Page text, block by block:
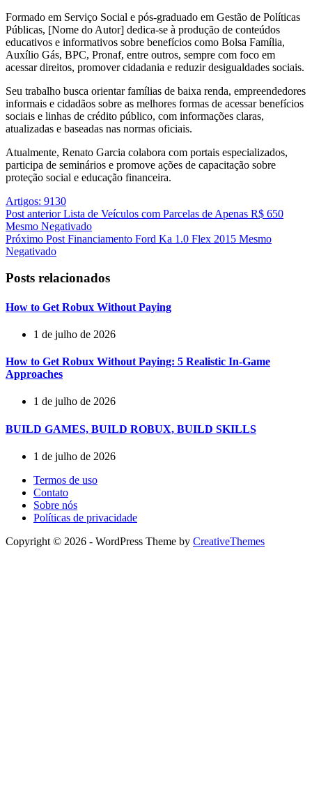
Formado em Serviço Social e pós-graduado em Gestão de Políticas
Públicas, [Nome do Autor] dedica-se à produção de conteúdos
educativos e informativos sobre benefícios como Bolsa Família,
Auxílio Gás, BPC, Pronaf, entre outros, sempre com foco em
acessar direitos, promover cidadania e reduzir desigualdades sociais.
Seu trabalho busca orientar famílias de baixa renda, empreendedores
informais e cidadãos sobre as melhores formas de acessar benefícios
sociais e linhas de crédito público, com informações claras,
atualizadas e baseadas nas normas oficiais.
Atualmente, Renato Garcia colabora com portais especializados,
participa de seminários e promove ações de capacitação sobre
proteção social e educação financeira.
Artigos: 9130
Post anteriorLista de Veículos com Parcelas de Apenas R$ 650
Mesmo Negativado
Próximo Post Financiamento Ford Ka 1.0 Flex 2015 Mesmo
Negativado
Posts relacionados
How to Get Robux Without Paying
1 de julho de 2026
How to Get Robux Without Paying: 5 Realistic In-Game
Approaches
1 de julho de 2026
BUILD GAMES, BUILD ROBUX, BUILD SKILLS
1 de julho de 2026
Termos de uso
Contato
Sobre nós
Políticas de privacidade
Copyright © 2026 - WordPress Theme by CreativeThemes